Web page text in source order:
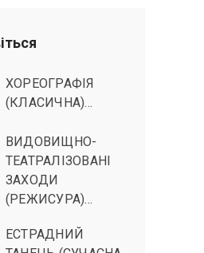
ХОРЕОГРАФІЯ
(КЛАСИЧНА)…
ВИДОВИЩНО-
ТЕАТРАЛІЗОВАНІ
ЗАХОДИ
(РЕЖИСУРА)…
ЕСТРАДНИЙ